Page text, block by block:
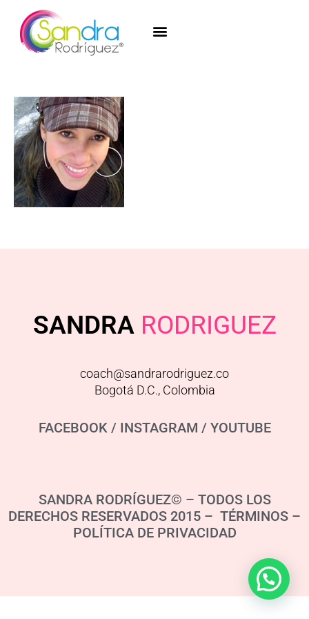
SANDRA RODRIGUEZ
coach@sandrarodriguez.co
Bogotá D.C., Colombia
FACEBOOK / INSTAGRAM / YOUTUBE
SANDRA RODRÍGUEZ© – TODOS LOS
DERECHOS RESERVADOS 2015 – TÉRMINOS –
POLÍTICA DE PRIVACIDAD